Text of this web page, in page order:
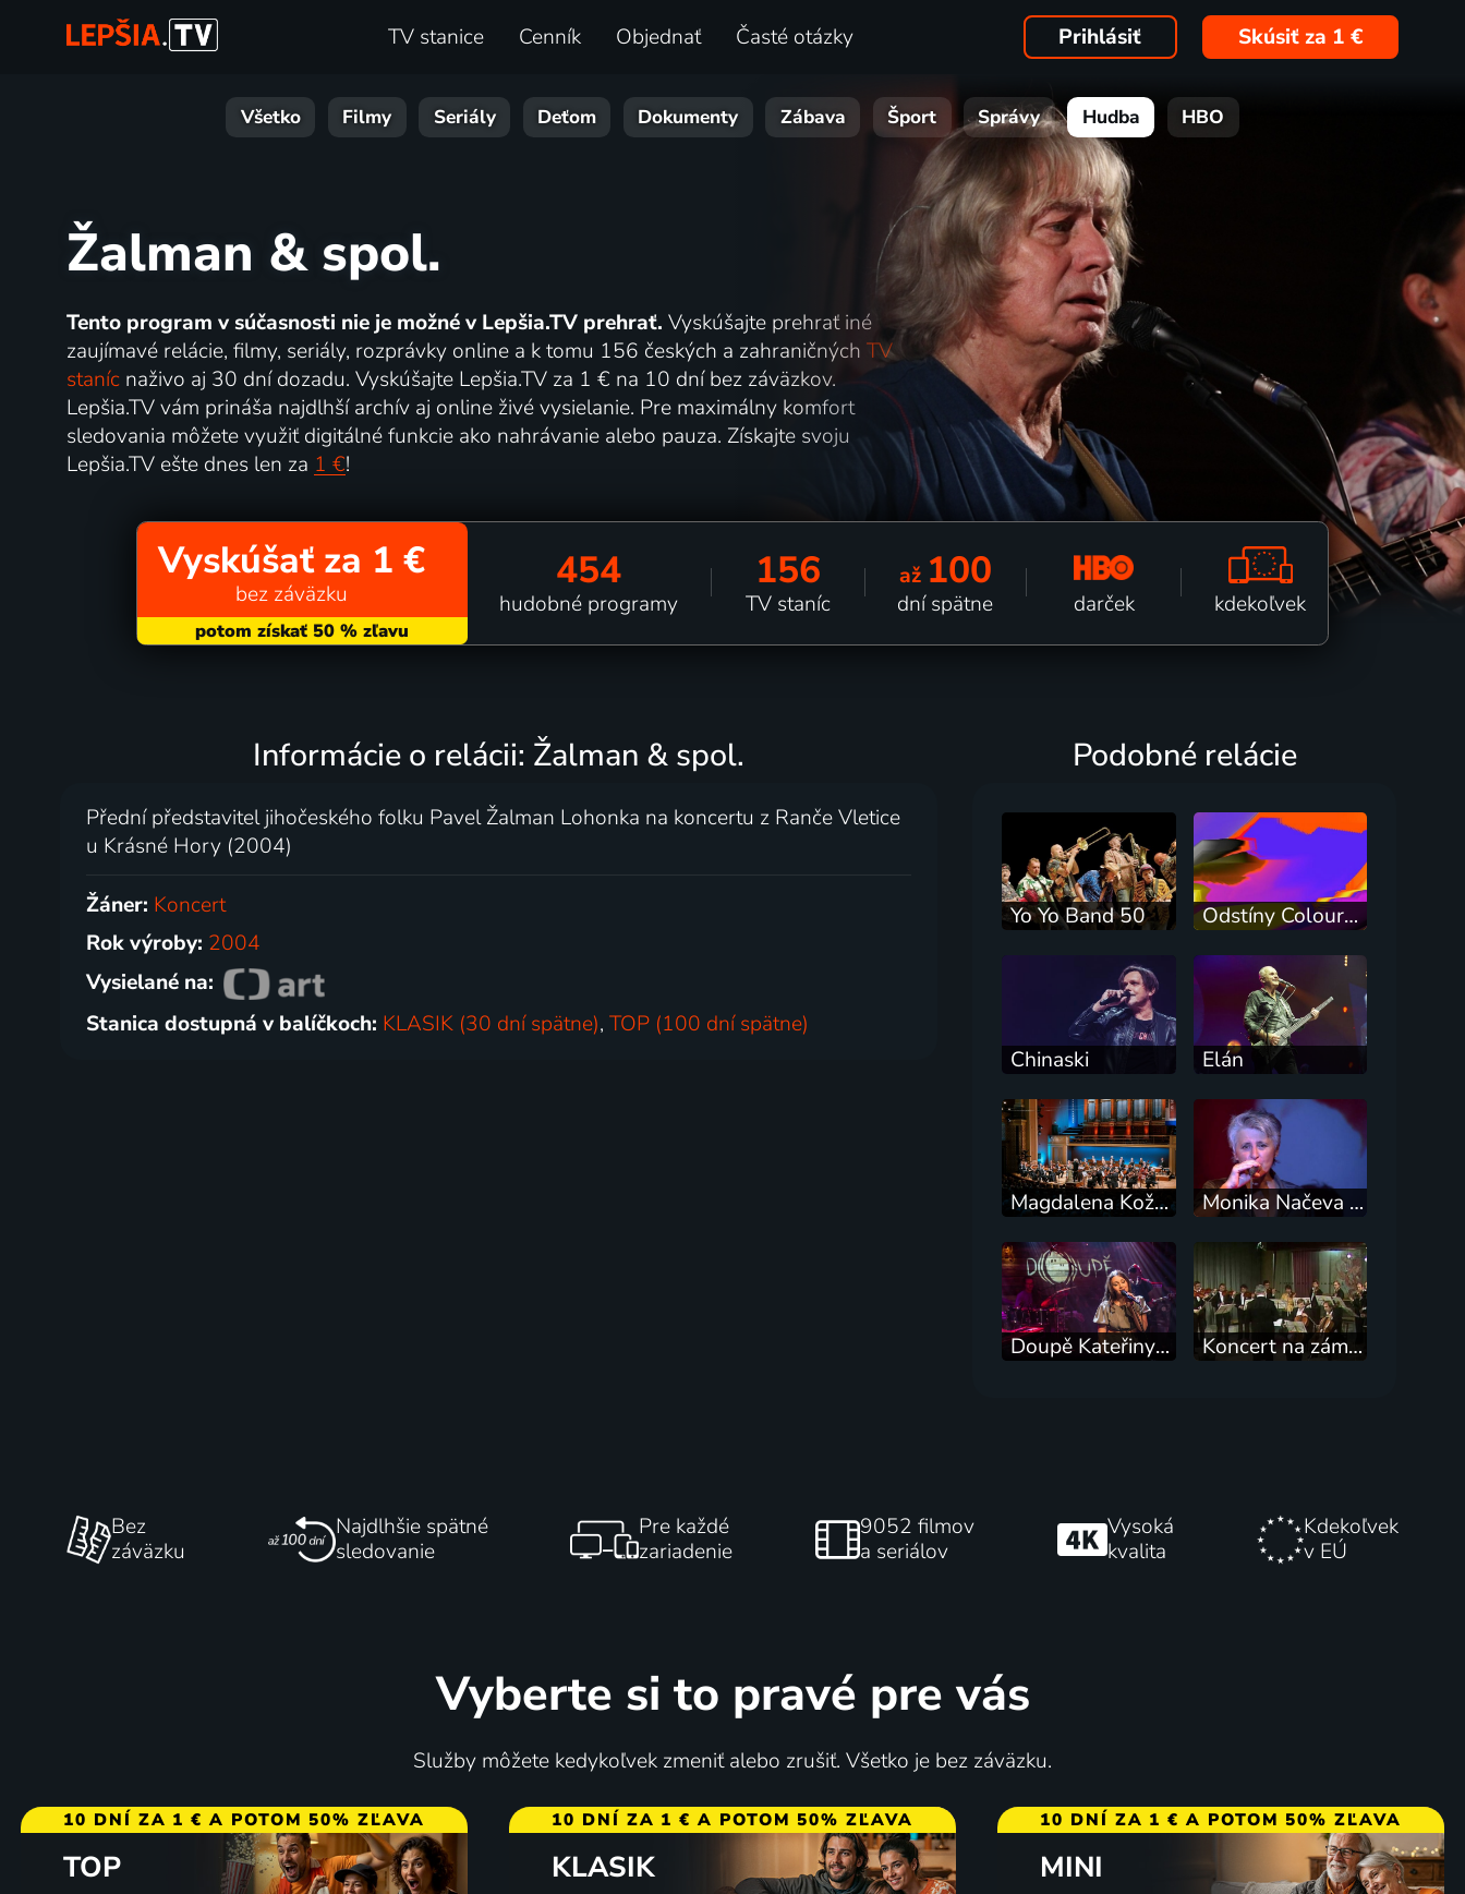
TV stanice Cenník Objednať Časté otázky Prihlásiť Skúsiť za 1 €
Všetko Filmy Seriály Deťom Dokumenty Zábava Šport Správy Hudba HBO
Žalman & spol.
Tento program v súčasnosti nie je možné v Lepšia.TV prehrať. Vyskúšajte prehrať iné
zaujímavé relácie, filmy, seriály, rozprávky online a k tomu 156 českých a zahraničných TV
stanícnaživo aj 30 dní dozadu. Vyskúšajte Lepšia.TV za 1 € na 10 dní bez záväzkov.
Lepšia.TV vám prináša najdlhší archív aj online živé vysielanie. Pre maximálny komfort
sledovania môžete využiť digitálné funkcie ako nahrávanie alebo pauza. Získajte svoju
Lepšia.TV ešte dnes len za 1 €!
Vyskúšať za 1 €
bez záväzku 454
hudobné programy
156
TV staníc
až 100
dní spätne darček kdekoľvek
Informácie o relácii: Žalman & spol.
Přední představitel jihočeského folku Pavel Žalman Lohonka na koncertu z Ranče Vletice
u Krásné Hory (2004)
Žáner: Koncert
Rok výroby: 2004
Vysielané na:
Stanica dostupná v balíčkoch: KLASIK (30 dní spätne),TOP (100 dní spätne)
Podobné relácie
Yo Yo Band 50 Odstíny Colours Of Ostrava 2026
Chinaski Elán
Magdalena Kožená s Českou filharmonií Monika Načeva Zdivočelí koně
Doupě Kateřiny Marie Tiché Koncert na zámku Jemniště
Bez
záväzku
Najdlhšie spätné
sledovanie
Pre každé
zariadenie
9052 filmov
a seriálov
Vysoká
kvalita
Kdekoľvek
v EÚ
Vyberte si to pravé pre vás
Služby môžete kedykoľvek zmeniť alebo zrušiť. Všetko je bez záväzku.
10 DNÍ ZA 1 € A POTOM 50% ZĽAVA
TOP
10 DNÍ ZA 1 € A POTOM 50% ZĽAVA
KLASIK
10 DNÍ ZA 1 € A POTOM 50% ZĽAVA
MINI